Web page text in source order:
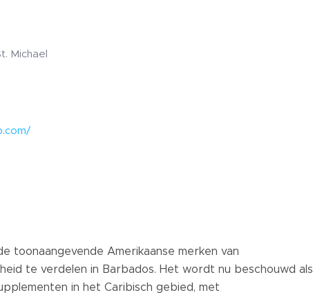
Michael
toonaangevende Amerikaanse merken van
te verdelen in Barbados. Het wordt nu beschouwd als
in het Caribisch gebied, met